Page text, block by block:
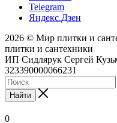
Telegram
Яндекс.Дзен
2026 © Мир плитки и
плитки и сантехники
ИП Сидлярук Сергей
323390000066231
Найти
0